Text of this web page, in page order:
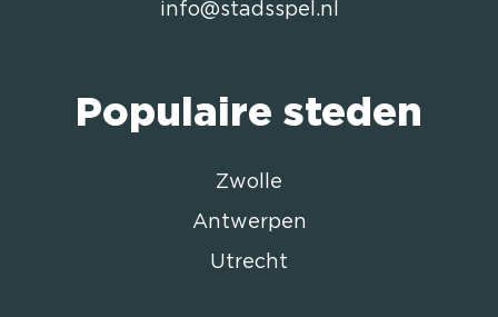
info@stadsspel.nl
Populaire steden
Zwolle
Antwerpen
Utrecht